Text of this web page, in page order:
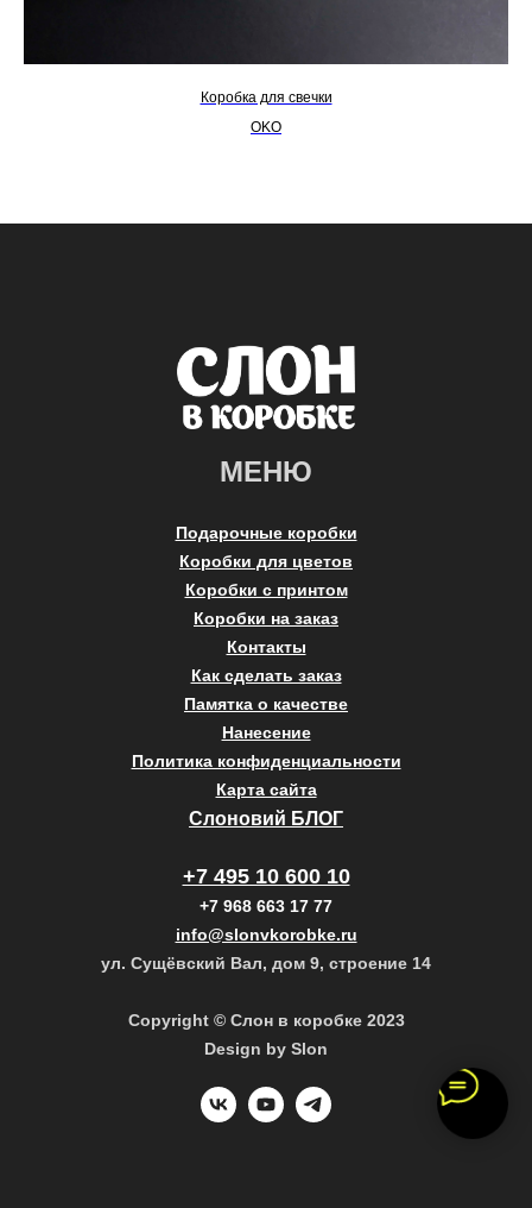
Коробка для свечки
OKO
МЕНЮ
Подарочные коробки
Коробки для цветов
Коробки с принтом
Коробки на заказ
Контакты
Как сделать заказ
Памятка о качестве
Нанесение
Политика конфиденциальности
Карта сайта
Слоновий БЛОГ
+7 495 10 600 10
+7 968 663 17 77
info@slonvkorobke.ru
ул. Сущёвский Вал, дом 9, строение 14
Copyright © Слон в коробке 2023
Design by Slon